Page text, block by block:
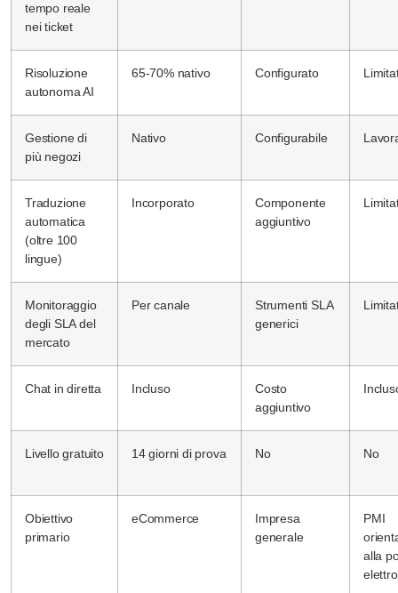
tempo reale
nei ticket
Risoluzione
autonoma AI
65-70% nativo Configurato
Gestione di
più negozi
Nativo Configurabile
Traduzione
automatica
(oltre 100
lingue)
Incorporato
Componente
aggiuntivo
Monitoraggio
degli SLA del
mercato
Per canale
Strumenti SLA
generici
Chat in diretta Incluso
Costo
aggiuntivo
Livello gratuito 14 giorni di prova No No
Obiettivo
primario
eCommerce
Impresa
generale
PMI
alla